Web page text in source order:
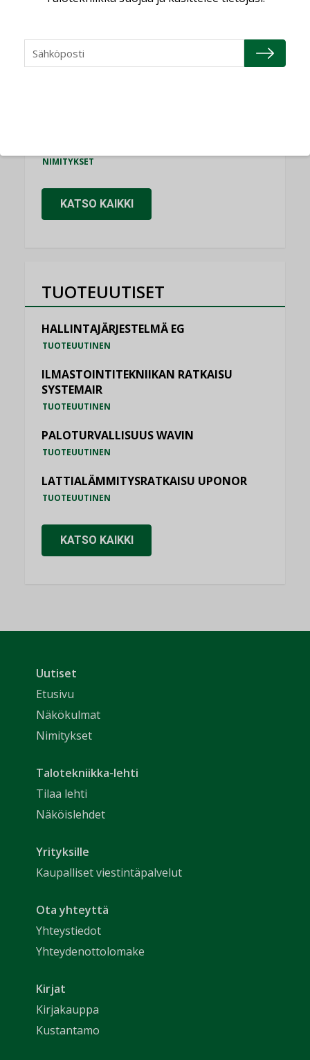
Refair
NIMITYKSET
NIMITYKSET
KATSO KAIKKI
TUOTEUUTISET
HALLINTAJÄRJESTELMÄ EG
TUOTEUUTINEN
ILMASTOINTITEKNIIKAN RATKAISU
SYSTEMAIR
TUOTEUUTINEN
PALOTURVALLISUUS WAVIN
TUOTEUUTINEN
LATTIALÄMMITYSRATKAISU UPONOR
TUOTEUUTINEN
KATSO KAIKKI
Uutiset
Etusivu
Näkökulmat
Nimitykset
Talotekniikka-lehti
Tilaa lehti
Näköislehdet
Yrityksille
Kaupalliset viestintäpalvelut
Ota yhteyttä
Yhteystiedot
Yhteydenottolomake
Kirjat
Kirjakauppa
Kustantamo